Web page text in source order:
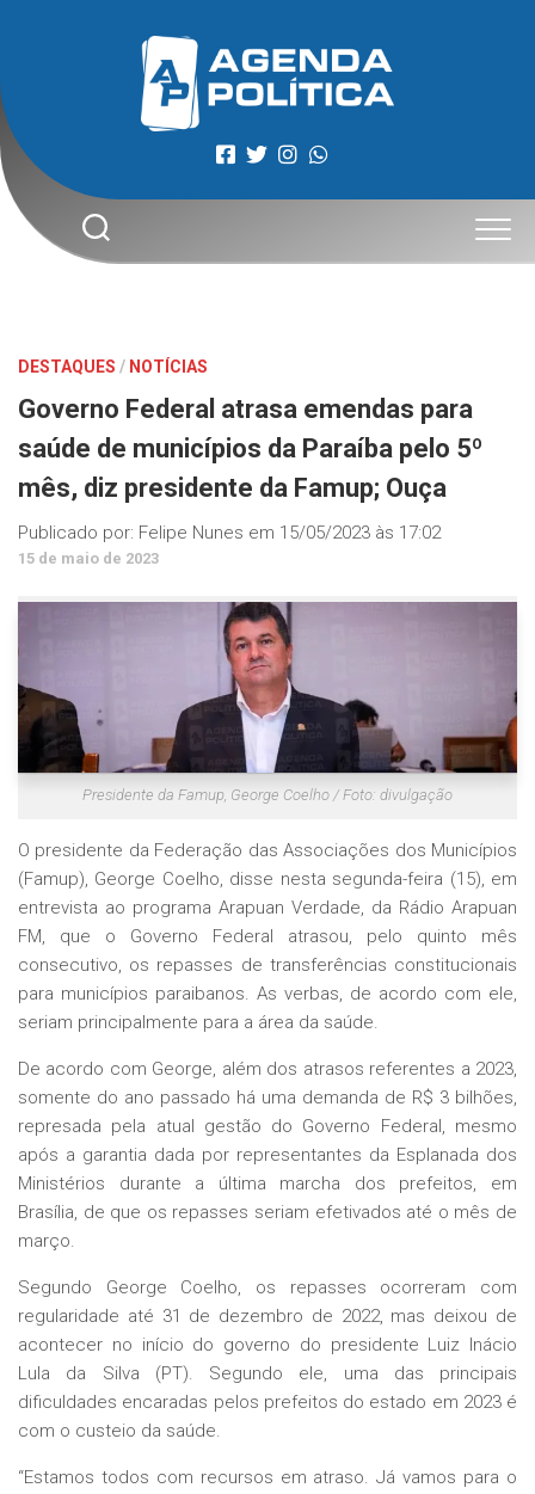
DESTAQUES / NOTÍCIAS
Governo Federal atrasa emendas para
saúde de municípios da Paraíba pelo 5º
mês, diz presidente da Famup; Ouça
Publicado por: Felipe Nunes em 15/05/2023 às 17:02
15 de maio de 2023
Presidente da Famup, George Coelho / Foto: divulgação
O presidente da Federação das Associações dos Municípios
(Famup), George Coelho, disse nesta segunda-feira (15), em
entrevista ao programa Arapuan Verdade, da Rádio Arapuan
FM, que o Governo Federal atrasou, pelo quinto mês
consecutivo, os repasses de transferências constitucionais
para municípios paraibanos. As verbas, de acordo com ele,
seriam principalmente para a área da saúde.
De acordo com George, além dos atrasos referentes a 2023,
somente do ano passado há uma demanda de R$ 3 bilhões,
represada pela atual gestão do Governo Federal, mesmo
após a garantia dada por representantes da Esplanada dos
Ministérios durante a última marcha dos prefeitos, em
Brasília, de que os repasses seriam efetivados até o mês de
março.
Segundo George Coelho, os repasses ocorreram com
regularidade até 31 de dezembro de 2022, mas deixou de
acontecer no início do governo do presidente Luiz Inácio
Lula da Silva (PT). Segundo ele, uma das principais
dificuldades encaradas pelos prefeitos do estado em 2023 é
com o custeio da saúde.
“Estamos todos com recursos em atraso. Já vamos para o